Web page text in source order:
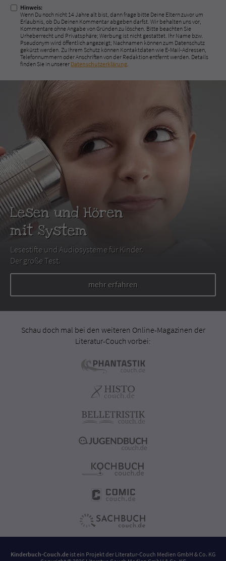
Hinweis:
Wenn Du noch nicht 14 Jahre alt bist, dann frage bitte Deine Eltern zuvor um
Erlaubnis, ob Du Deinen Kommentar abgeben darfst. Wir behalten uns vor,
Kommentare ohne Angabe von Gründen zu löschen. Bitte beachten Sie
Urheberrecht und Privatsphäre; Werbung ist nicht gestattet. Ihr Name bzw.
Pseudonym wird öffentlich angezeigt; Nachnamen können zum Datenschutz
gekürzt werden. Zu Ihrem Schutz können Kontaktdaten wie E-Mail-Adressen,
Telefonnummern oder Anschriften von der Redaktion entfernt werden. Details
finden Sie in unserer Datenschutzerklärung
Lesen und Hören
mit System
Lesestifte und Audiosysteme für Kinder.
Der große Test.
mehr erfahren
Schau doch mal bei den weiteren Online-Magazinen der
Literatur-Couch vorbei:
Kinderbuch-Couch.de ist ein Projekt der Literatur-Couch Medien GmbH & Co. KG